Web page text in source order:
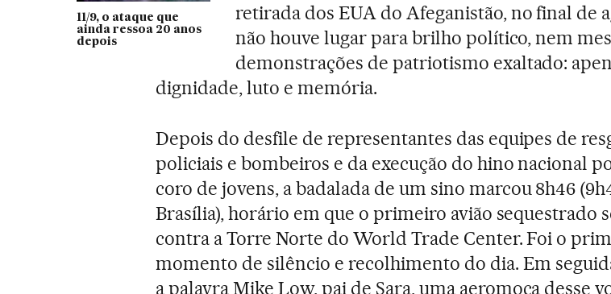
11/9, o ataque que
ainda ressoa 20 anos
depois
retirada dos EUA do Afeganistão, no final de
não houve lugar para brilho político, nem
demonstrações de patriotismo exaltado:
dignidade, luto e memória.
Depois do desfile de representantes das equipes de
policiais e bombeiros e da execução do hino nacional
coro de jovens, a badalada de um sino marcou 8h46
Brasília), horário em que o primeiro avião sequestrado
contra a Torre Norte do World Trade Center. Foi o
momento de silêncio e recolhimento do dia. Em
a palavra Mike Low, pai de Sara, uma aeromoça desse